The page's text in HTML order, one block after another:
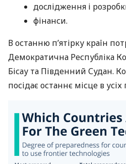
дослідження і
фінанси.
В останню пʼятірку країн
Демократична Республіка
Бісау та Південний Судан.
посідає останнє місце в усіх